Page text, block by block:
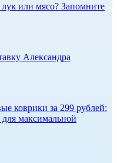
или мясо? Запомните
Александра
коврики за 299 рублей:
для максимальной